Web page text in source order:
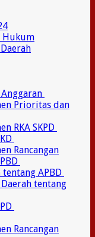
Hukum
Prioritas dan
RKA SKPD
Rancangan
APBD
tentang
Rancangan